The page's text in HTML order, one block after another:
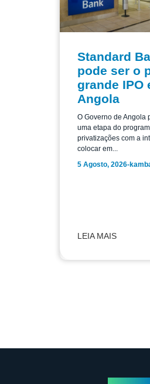
Standard
pode ser o
grande IPO
Angola
O Governo de Angola
uma etapa do
privatizações com a
colocar em...
5 Agosto, 2026-
LEIA MAIS